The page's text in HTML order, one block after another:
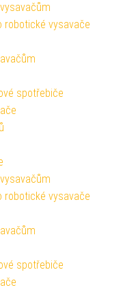
robotické vysavače
spotřebiče
robotické vysavače
spotřebiče